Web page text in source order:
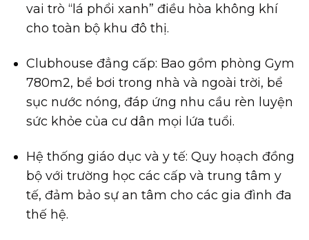
vai trò “lá phổi xanh” điều hòa không khí
cho toàn bộ khu đô thị.
Clubhouse đẳng cấp: Bao gồm phòng Gym
780m2, bể bơi trong nhà và ngoài trời, bể
sục nước nóng, đáp ứng nhu cầu rèn luyện
sức khỏe của cư dân mọi lứa tuổi.
Hệ thống giáo dục và y tế: Quy hoạch đồng
bộ với trường học các cấp và trung tâm y
tế, đảm bảo sự an tâm cho các gia đình đa
thế hệ.